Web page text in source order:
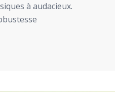
à audacieux.